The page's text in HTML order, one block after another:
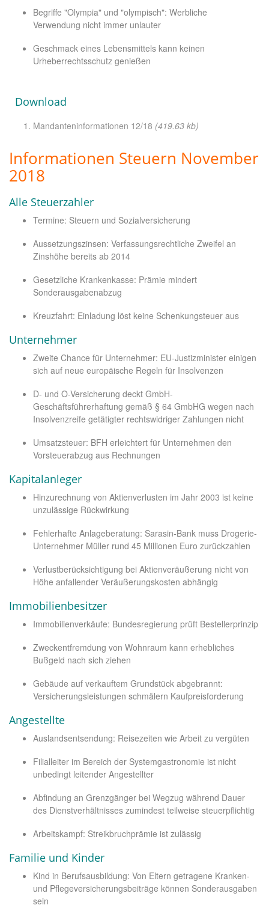
Begriffe "Olympia" und "olympisch": Werbliche
Verwendung nicht immer unlauter
Geschmack eines Lebensmittels kann keinen
Urheberrechtsschutz genießen
Download
Mandanteninformationen 12/18 (419.63 kb)
Informationen Steuern November
2018
Alle Steuerzahler
Termine: Steuern und Sozialversicherung
Aussetzungszinsen: Verfassungsrechtliche Zweifel an
Zinshöhe bereits ab 2014
Gesetzliche Krankenkasse: Prämie mindert
Sonderausgabenabzug
Kreuzfahrt: Einladung löst keine Schenkungsteuer aus
Unternehmer
Zweite Chance für Unternehmer: EU-Justizminister einigen
sich auf neue europäische Regeln für Insolvenzen
D- und O-Versicherung deckt GmbH-
Geschäftsführerhaftung gemäß § 64 GmbHG wegen nach
Insolvenzreife getätigter rechtswidriger Zahlungen nicht
Umsatzsteuer: BFH erleichtert für Unternehmen den
Vorsteuerabzug aus Rechnungen
Kapitalanleger
Hinzurechnung von Aktienverlusten im Jahr 2003 ist keine
unzulässige Rückwirkung
Fehlerhafte Anlageberatung: Sarasin-Bank muss Drogerie-
Unternehmer Müller rund 45 Millionen Euro zurückzahlen
Verlustberücksichtigung bei Aktienveräußerung nicht von
Höhe anfallender Veräußerungskosten abhängig
Immobilienbesitzer
Immobilienverkäufe: Bundesregierung prüft Bestellerprinzip
Zweckentfremdung von Wohnraum kann erhebliches
Bußgeld nach sich ziehen
Gebäude auf verkauftem Grundstück abgebrannt:
Versicherungsleistungen schmälern Kaufpreisforderung
Angestellte
Auslandsentsendung: Reisezeiten wie Arbeit zu vergüten
Filialleiter im Bereich der Systemgastronomie ist nicht
unbedingt leitender Angestellter
Abfindung an Grenzgänger bei Wegzug während Dauer
des Dienstverhältnisses zumindest teilweise steuerpflichtig
Arbeitskampf: Streikbruchprämie ist zulässig
Familie und Kinder
Kind in Berufsausbildung: Von Eltern getragene Kranken-
und Pflegeversicherungsbeiträge können Sonderausgaben
sein